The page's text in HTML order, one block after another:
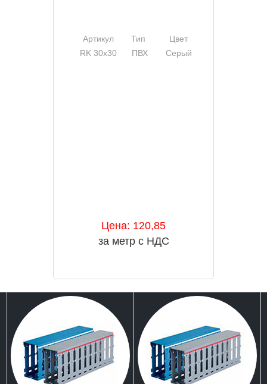
Артикул Тип Цвет
RK 30х30
ПВХ Серый
Цена: 120,85
за метр с НДС